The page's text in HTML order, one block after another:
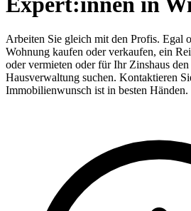
Arbeiten Sie gleich mit den Profis. Egal
Wohnung kaufen oder verkaufen, ein
oder vermieten oder für Ihr Zinshaus
Hausverwaltung suchen. Kontaktieren
Immobilienwunsch ist in besten Händen.